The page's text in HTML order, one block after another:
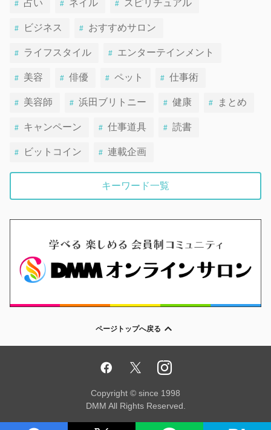
占い ネイル スピリチュアル
ビジネス おすすめサロン
ライフスタイル エンターテインメント
美容 俳優 ペット 仕事術
美容師 浜田ブリトニー 健康 まとめ
キャンペーン 仕事道具 読書
ビットコイン 連載企画
キーワード一覧
ページトップへ戻る
Copyright © since 1998
DMM All Rights Reserved.